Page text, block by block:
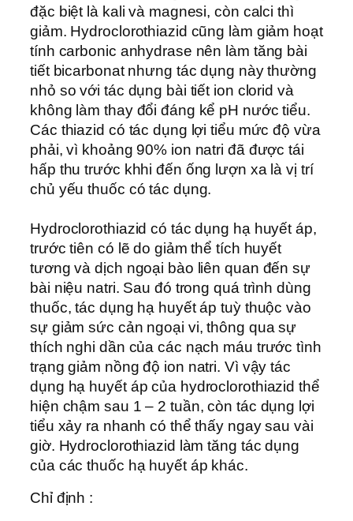
đặc biệt là kali và magnesi, còn calci thì
giảm. Hydroclorothiazid cũng làm giảm hoạt
tính carbonic anhydrase nên làm tăng bài
tiết bicarbonat nhưng tác dụng này thường
nhỏ so với tác dụng bài tiết ion clorid và
không làm thay đổi đáng kể pH nước tiểu.
Các thiazid có tác dụng lợi tiểu mức độ vừa
phải, vì khoảng 90% ion natri đã được tái
hấp thu trước khhi đến ống lượn xa là vị trí
chủ yếu thuốc có tác dụng.
Hydroclorothiazid có tác dụng hạ huyết áp,
trước tiên có lẽ do giảm thể tích huyết
tương và dịch ngoại bào liên quan đến sự
bài niệu natri. Sau đó trong quá trình dùng
thuốc, tác dụng hạ huyết áp tuỳ thuộc vào
sự giảm sức cản ngoại vi, thông qua sự
thích nghi dần của các nạch máu trước tình
trạng giảm nồng độ ion natri. Vì vậy tác
dụng hạ huyết áp của hydroclorothiazid thể
hiện chậm sau 1 – 2 tuần, còn tác dụng lợi
tiểu xảy ra nhanh có thể thấy ngay sau vài
giờ. Hydroclorothiazid làm tăng tác dụng
của các thuốc hạ huyết áp khác.
Chỉ định :